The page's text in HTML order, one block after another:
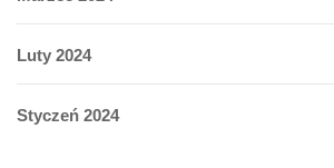
Luty 2024
Styczeń 2024